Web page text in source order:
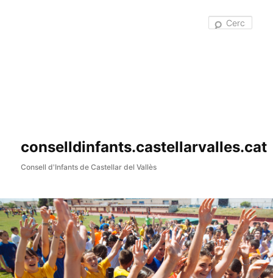
conselldinfants.castellarvalles.cat
Consell d'Infants de Castellar del Vallès